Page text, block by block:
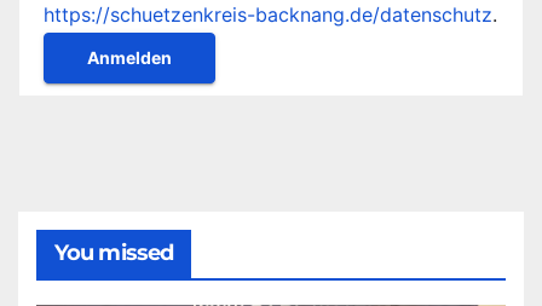
https://schuetzenkreis-backnang.de/datenschutz.
You missed